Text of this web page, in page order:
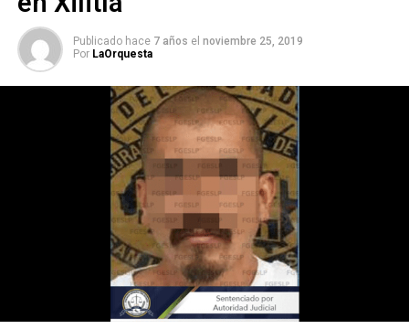
Publicado hace 7 años el noviembre 25, 2019
Por LaOrquesta